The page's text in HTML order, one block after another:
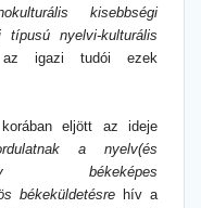
kisebbségi
típusú nyelvi-kulturális
igazi tudói ezek
eljött az ideje
a nyelv(és
békeképes
békeküldetésre
hív a